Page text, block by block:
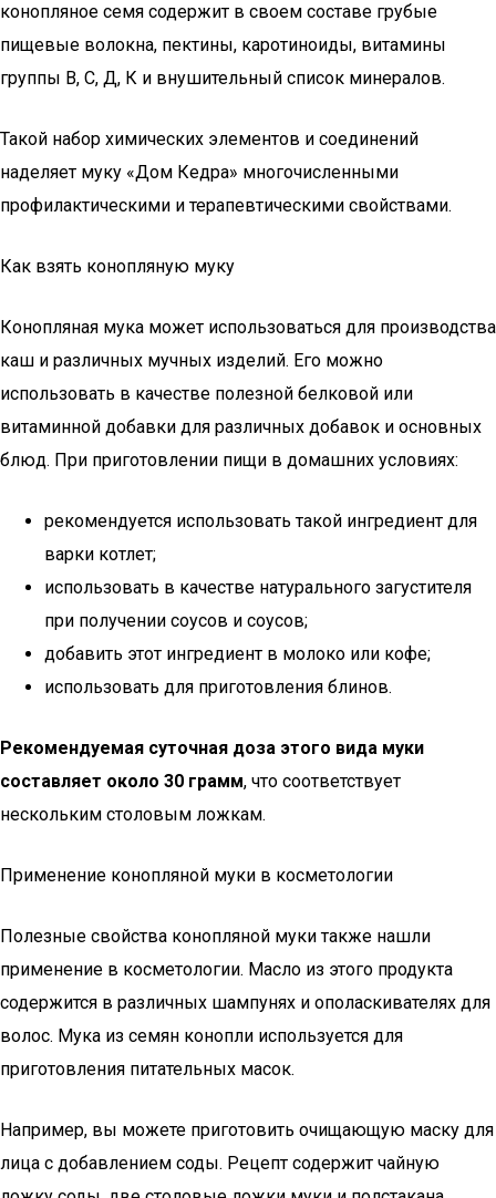
конопляное семя содержит в своем составе грубые
пищевые волокна, пектины, каротиноиды, витамины
группы В, С, Д, К и внушительный список минералов.
Такой набор химических элементов и соединений
наделяет муку «Дом Кедра» многочисленными
профилактическими и терапевтическими свойствами.
Как взять конопляную муку
Конопляная мука может использоваться для производства
каш и различных мучных изделий. Его можно
использовать в качестве полезной белковой или
витаминной добавки для различных добавок и основных
блюд. При приготовлении пищи в домашних условиях:
рекомендуется использовать такой ингредиент для
варки котлет;
использовать в качестве натурального загустителя
при получении соусов и соусов;
добавить этот ингредиент в молоко или кофе;
использовать для приготовления блинов.
Рекомендуемая суточная доза этого вида муки
составляет около 30 грамм, что соответствует
нескольким столовым ложкам.
Применение конопляной муки в косметологии
Полезные свойства конопляной муки также нашли
применение в косметологии. Масло из этого продукта
содержится в различных шампунях и ополаскивателях для
волос. Мука из семян конопли используется для
приготовления питательных масок.
Например, вы можете приготовить очищающую маску для
лица с добавлением соды. Рецепт содержит чайную